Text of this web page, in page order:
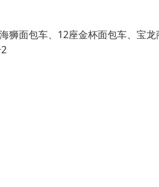
狮面包车、12座金杯面包车、宝龙